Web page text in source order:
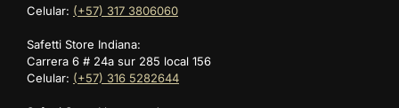
Celular: (+57) 317 3806060
Safetti Store Indiana:
Carrera 6 # 24a sur 285 local 156
Celular: (+57) 316 5282644